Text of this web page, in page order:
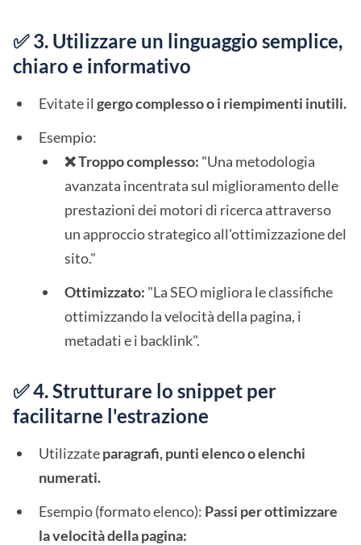
✅ 3. Utilizzare un linguaggio semplice,
chiaro e informativo
Evitate il gergo complesso o i riempimenti inutili.
Esempio:
❌ Troppo complesso: "Una metodologia
avanzata incentrata sul miglioramento delle
prestazioni dei motori di ricerca attraverso
un approccio strategico all'ottimizzazione del
sito."
Ottimizzato: "La SEO migliora le classifiche
ottimizzando la velocità della pagina, i
metadati e i backlink".
✅ 4. Strutturare lo snippet per
facilitarne l'estrazione
Utilizzateparagrafi, punti elenco o elenchi
numerati.
Esempio (formato elenco): Passi per ottimizzare
la velocità della pagina: